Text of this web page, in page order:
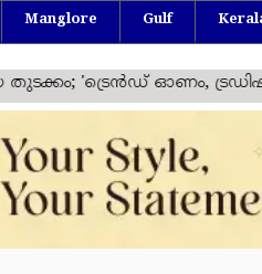
Manglore Gulf